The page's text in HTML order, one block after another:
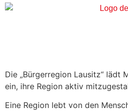
Die „Bürgerregion Lausitz“ lädt
ein, ihre Region aktiv
Eine Region lebt von den